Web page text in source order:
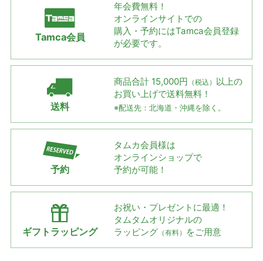
Tamca会員
年会費無料！
オンラインサイトでの
購入・予約にはTamca会員登録
が必要です。
送料
商品合計 15,000円 （税込） 以上の
お買い上げで送料無料！
※配送先：北海道・沖縄を除く。
予約
タムカ会員様は
オンラインショップで
予約が可能！
ギフトラッピング
お祝い・プレゼントに最適！
タムタムオリジナルの
ラッピング （有料） をご用意